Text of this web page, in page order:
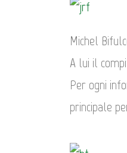
Michel
A lui il
Per ogni
principale